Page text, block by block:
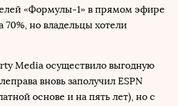
«Формулы-1» в прямом эфире
70%, но владельцы хотели
Media осуществило выгодную
вновь заполучил ESPN
основе и на пять лет), но с